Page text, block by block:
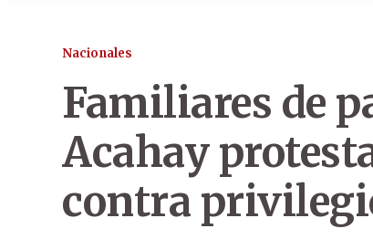
Nacionales
Familiares de
Acahay
contra